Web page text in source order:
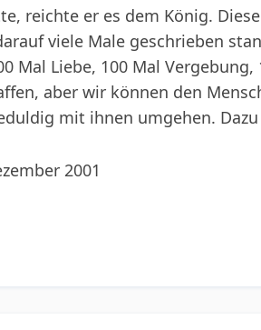
reichte er es dem König.
viele Male geschrieben
Mal Liebe, 100 Mal
aber wir können den
mit ihnen umgehen.
2001